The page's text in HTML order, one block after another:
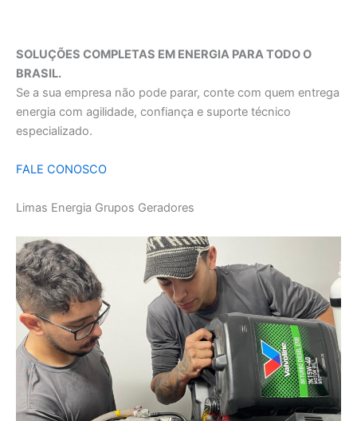
SOLUÇÕES COMPLETAS EM ENERGIA PARA TODO O
BRASIL.
Se a sua empresa não pode parar, conte com quem entrega
energia com agilidade, confiança e suporte técnico
especializado.
FALE CONOSCO
Limas Energia Grupos Geradores